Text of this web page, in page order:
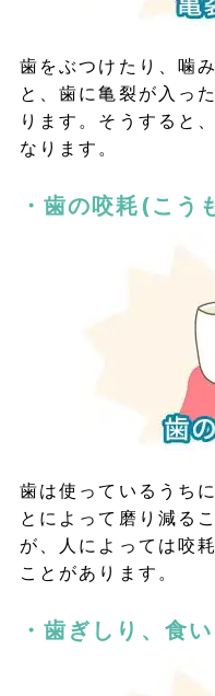
歯をぶつけたり、噛
と、歯に亀裂が入っ
ります。そうすると
なります。
・歯の咬耗(こう
歯は使っているうち
とによって磨り減る
が、人によっては咬
ことがあります。
・歯ぎしり、食